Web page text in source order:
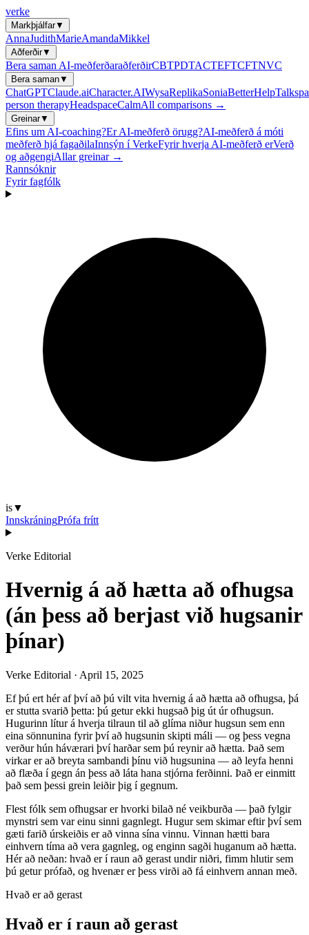
verke
Markþjálfar▼
AnnaJudithMarieAmandaMikkel
Aðferðir▼
Bera saman AI-meðferðaraðferðirCBTPDTACTEFTCFTNVC
Bera saman▼
ChatGPTClaude.aiCharacter.AIWysaReplikaSoniaBetterHelp
person therapyHeadspaceCalmAll comparisons →
Greinar▼
Efins um AI-coaching?Er AI-meðferð örugg?AI-meðferð á móti
meðferð hjá fagaðilaInnsýn í VerkeFyrir hverja AI-meðferð erVerð
og aðgengiAllar greinar →
Rannsóknir
Fyrir fagfólk
is▼
InnskráningPrófa frítt
Verke Editorial
Hvernig á að hætta að ofhugsa
(án þess að berjast við hugsanir
þínar)
Verke Editorial · April 15, 2025
Ef þú ert hér af því að þú vilt vita hvernig á að hætta að ofhugsa, þá
er stutta svarið þetta: þú getur ekki hugsað þig út úr ofhugsun.
Hugurinn lítur á hverja tilraun til að glíma niður hugsun sem enn
eina sönnunina fyrir því að hugsunin skipti máli — og þess vegna
verður hún háværari því harðar sem þú reynir að hætta. Það sem
virkar er að breyta sambandi þínu við hugsunina — að leyfa henni
að flæða í gegn án þess að láta hana stjórna ferðinni. Það er einmitt
það sem þessi grein leiðir þig í gegnum.
Flest fólk sem ofhugsar er hvorki bilað né veikburða — það fylgir
mynstri sem var einu sinni gagnlegt. Hugur sem skimar eftir því sem
gæti farið úrskeiðis er að vinna sína vinnu. Vinnan hætti bara
einhvern tíma að vera gagnleg, og enginn sagði huganum að hætta.
Hér að neðan: hvað er í raun að gerast undir niðri, fimm hlutir sem
þú getur prófað, og hvenær er þess virði að fá einhvern annan með.
Hvað er að gerast
Hvað er í raun að gerast